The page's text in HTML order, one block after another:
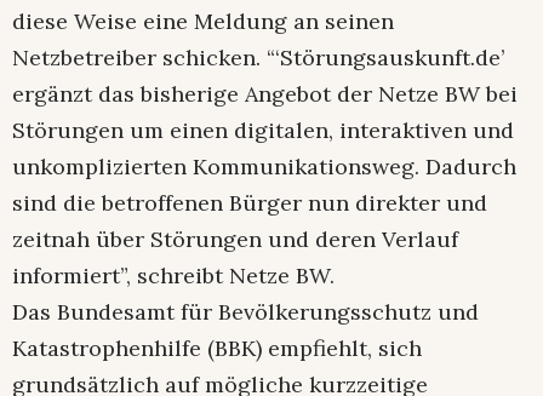
diese Weise eine Meldung an seinen
Netzbetreiber schicken. “‘Störungsauskunft.de’
ergänzt das bisherige Angebot der Netze BW bei
Störungen um einen digitalen, interaktiven und
unkomplizierten Kommunikationsweg. Dadurch
sind die betroffenen Bürger nun direkter und
zeitnah über Störungen und deren Verlauf
informiert”, schreibt Netze BW.
Das Bundesamt für Bevölkerungsschutz und
Katastrophenhilfe (BBK) empfiehlt, sich
grundsätzlich auf mögliche kurzzeitige